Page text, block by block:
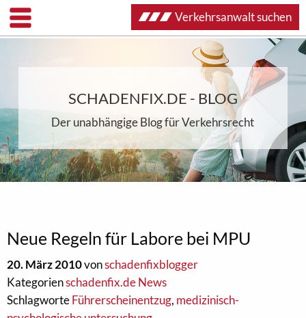
SCHADENFIX.DE - BLOG
Der unabhängige Blog für Verkehrsrecht
Neue Regeln für Labore bei MPU
20. März 2010vonschadenfixblogger
Kategorienschadenfix.de News
SchlagworteFührerscheinentzug, medizinisch-
Verkehrsanwalt suchen